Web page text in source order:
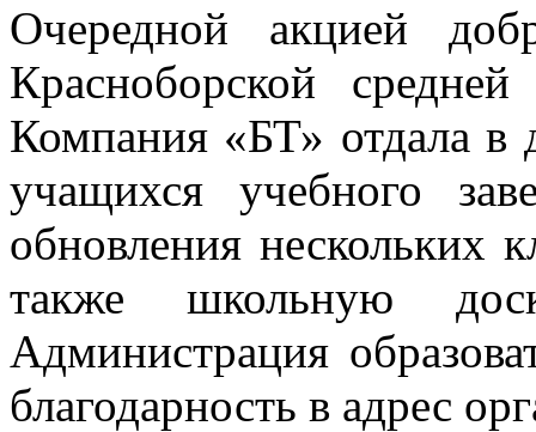
Очередной акцией
Красноборской
Компания «БТ» отдала в
учащихся учебного
обновления нескольких
также школьную
Администрация
благодарность в адрес